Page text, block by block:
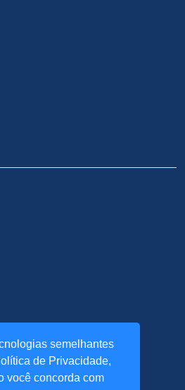
semelhantes
de Privacidade,
você concorda com
Cookies